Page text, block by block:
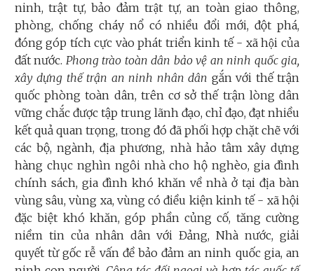
ninh, trật tự, bảo đảm trật tự, an toàn giao thông,
phòng, chống cháy nổ có nhiều đổi mới, đột phá,
đóng góp tích cực vào phát triển kinh tế - xã hội của
đất nước. Phong trào toàn dân bảo vệ an ninh quốc gia,
xây dựng thế trận an ninh nhân dân gắn với thế trận
quốc phòng toàn dân, trên cơ sở thế trận lòng dân
vững chắc được tập trung lãnh đạo, chỉ đạo, đạt nhiều
kết quả quan trọng, trong đó đã phối hợp chặt chẽ với
các bộ, ngành, địa phương, nhà hảo tâm xây dựng
hàng chục nghìn ngôi nhà cho hộ nghèo, gia đình
chính sách, gia đình khó khăn về nhà ở tại địa bàn
vùng sâu, vùng xa, vùng có điều kiện kinh tế - xã hội
đặc biệt khó khăn, góp phần củng cố, tăng cường
niềm tin của nhân dân với Đảng, Nhà nước, giải
quyết từ gốc rễ vấn đề bảo đảm an ninh quốc gia, an